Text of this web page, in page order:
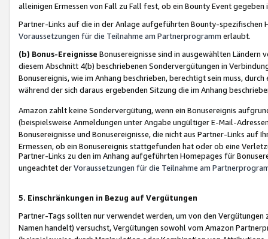
alleinigen Ermessen von Fall zu Fall fest, ob ein Bounty Event
Partner-Links auf die in der Anlage aufgeführten Bounty-spezifischen
Voraussetzungen für die Teilnahme am Partnerprogramm erlaubt.
(b) Bonus-Ereignisse Bonusereignisse sind in ausgewählten Ländern
diesem Abschnitt 4(b) beschriebenen Sondervergütungen in
Bonusereignis, wie im Anhang beschrieben, berechtigt sein muss,
während der sich daraus ergebenden Sitzung die im Anhang
Amazon zahlt keine Sondervergütung, wenn ein Bonusereignis
(beispielsweise Anmeldungen unter Angabe ungültiger E-Mail-
Bonusereignisse und Bonusereignisse, die nicht aus Partner-Links auf
Ermessen, ob ein Bonusereignis stattgefunden hat oder ob eine
Partner-Links zu den im Anhang aufgeführten Homepages für
ungeachtet derVoraussetzungen für die Teilnahme am
5. Einschränkungen in Bezug auf Vergütungen
Partner-Tags sollten nur verwendet werden, um von den
Namen handelt) versuchst, Vergütungen sowohl vom Amazon